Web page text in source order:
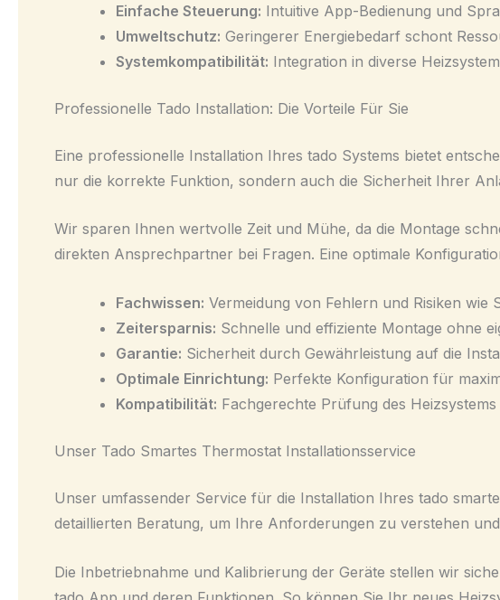
Einfache Steuerung: Intuitive App-Bedienung und
Umweltschutz: Geringerer Energiebedarf schont
Systemkompatibilität: Integration in diverse
Professionelle Tado Installation: Die Vorteile Für Sie
Eine professionelle Installation Ihres tado Systems bietet
nur die korrekte Funktion, sondern auch die Sicherheit Ihrer
Wir sparen Ihnen wertvolle Zeit und Mühe, da die Montage
direkten Ansprechpartner bei Fragen. Eine optimale
Fachwissen: Vermeidung von Fehlern und Risiken wie
Zeitersparnis: Schnelle und effiziente Montage ohne
Garantie: Sicherheit durch Gewährleistung auf die
Optimale Einrichtung: Perfekte Konfiguration für
Kompatibilität: Fachgerechte Prüfung des
Unser Tado Smartes Thermostat Installationsservice
Unser umfassender Service für die Installation Ihres tado
detaillierten Beratung, um Ihre Anforderungen zu verstehen
Die Inbetriebnahme und Kalibrierung der Geräte stellen wir